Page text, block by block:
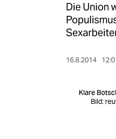
Die Union
16.8.2014
Klare
Bild: